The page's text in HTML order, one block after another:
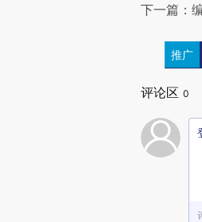
下一篇：
推广
评论区 0